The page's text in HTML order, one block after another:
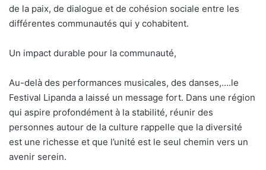
de la paix, de dialogue et de cohésion sociale entre les
différentes communautés qui y cohabitent.
Un impact durable pour la communauté,
Au-delà des performances musicales, des danses,….le
Festival Lipanda a laissé un message fort. Dans une région
qui aspire profondément à la stabilité, réunir des
personnes autour de la culture rappelle que la diversité
est une richesse et que l’unité est le seul chemin vers un
avenir serein.